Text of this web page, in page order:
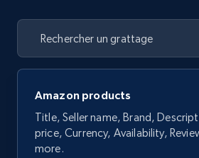
Amazon products
Title, Seller name, Brand,
price, Currency, Availability,
more.